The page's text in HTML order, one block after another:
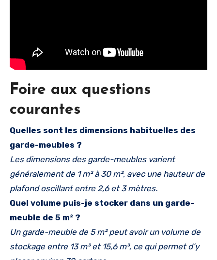
Foire aux questions
courantes
Quelles sont les dimensions habituelles des
garde-meubles ?
Les dimensions des garde-meubles varient
généralement de 1 m² à 30 m², avec une hauteur de
plafond oscillant entre 2,6 et 3 mètres.
Quel volume puis-je stocker dans un garde-
meuble de 5 m² ?
Un garde-meuble de 5 m² peut avoir un volume de
stockage entre 13 m³ et 15,6 m³, ce qui permet d’y